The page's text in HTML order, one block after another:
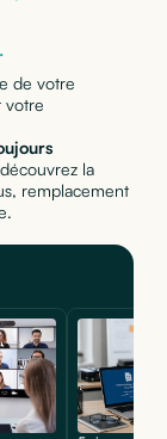
de votre
votre
la
remplacement